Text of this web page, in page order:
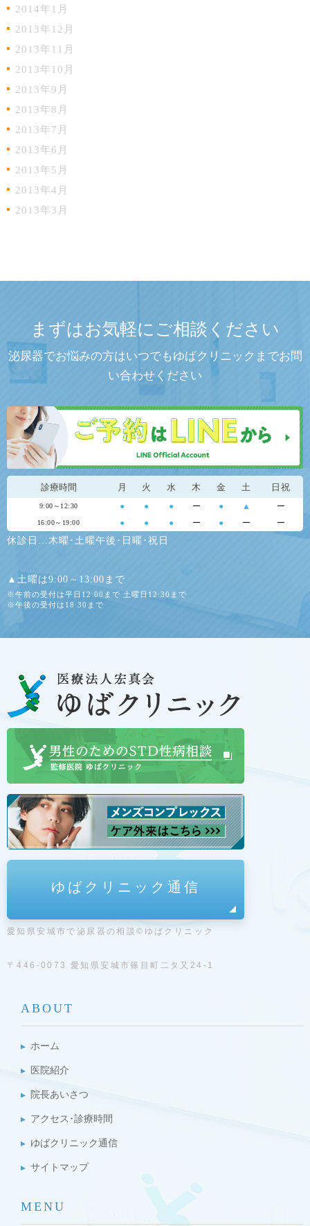
2014年1月
2013年12月
2013年11月
2013年10月
2013年9月
2013年8月
2013年7月
2013年6月
2013年5月
2013年4月
2013年3月
まずはお気軽にご相談ください
泌尿器でお悩みの方はいつでもゆばクリニックまでお問
い合わせください
診療時間 月 火 水 木 金 土 日祝
9:00～12:30 ● ● ● ー ● ▲ ー
16:00～19:00 ● ● ● ー ● ー ー
休診日…木曜･土曜午後･日曜･祝日
▲土曜は9:00～13:00まで
※午前の受付は平日12:00まで 土曜日12:30まで
※午後の受付は18:30まで
ゆばクリニック通信
愛知県安城市で泌尿器の相談©ゆばクリニック
〒446-0073 愛知県安城市篠目町二タ又24-1
ABOUT
ホーム
医院紹介
院長あいさつ
アクセス･診療時間
ゆばクリニック通信
サイトマップ
MENU